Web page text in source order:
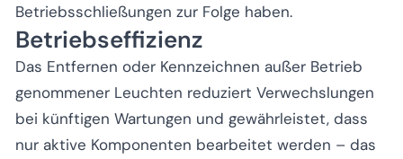
Betriebsschließungen zur Folge haben.
Betriebseffizienz
Das Entfernen oder Kennzeichnen außer Betrieb
genommener Leuchten reduziert Verwechslungen
bei künftigen Wartungen und gewährleistet, dass
nur aktive Komponenten bearbeitet werden – das